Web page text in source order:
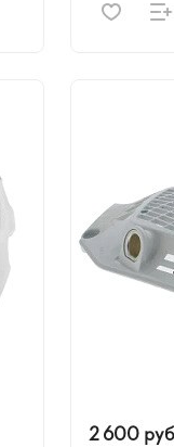
2 600